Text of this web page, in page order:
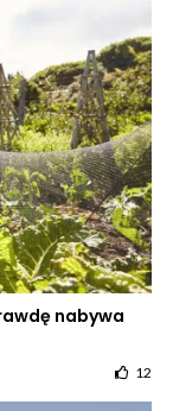
nabywa
12